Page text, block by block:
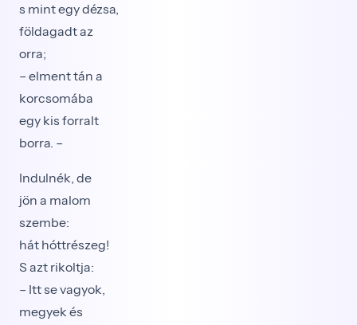
s mint egy dézsa,
földagadt az
orra;
– elment tán a
korcsomába
egy kis forralt
borra. –
Indulnék, de
jön a malom
szembe:
hát hóttrészeg!
S azt rikoltja:
– Itt se vagyok,
megyek és